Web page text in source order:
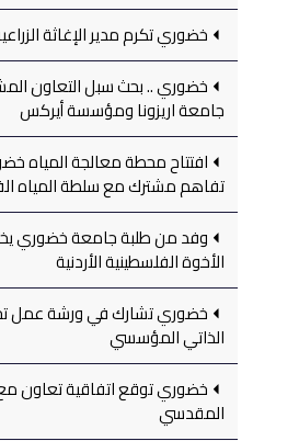
خضوري تكرم مدير الإغاثة
خضوري .. بحث سبل التعاون
جامعة اريزونا ومؤسسة أيركس
افتتاح محطة معالجة المياه
تفاهم مشترك مع سلطة المياه
وفد من طلبة جامعة خضوري
الأخوة الفلسطينية الأردنية
خضوري تشارك في ورشة عمل
الذاتي المؤسسي
خضوري توقع اتفاقية تعاون
المقدسي